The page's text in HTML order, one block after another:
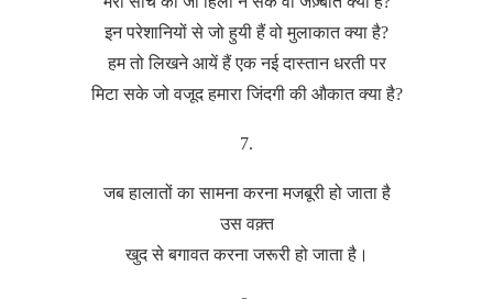
इन परेशानियों से जो हुयी हैं वो मुलाकात क्या है?
हम तो लिखने आयें हैं एक नई दास्तान धरती पर
मिटा सके जो वजूद हमारा जिंदगी की औकात क्या है?
7.
जब हालातों का सामना करना मजबूरी हो जाता है
उस वक़्त
खुद से बगावत करना जरूरी हो जाता है।